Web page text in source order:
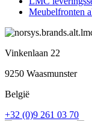
Meubelfronten
Vinkenlaan 22
9250 Waasmunster
België
+32 (0)9 261 03 70